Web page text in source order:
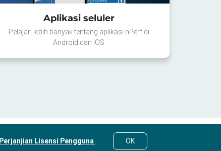
Aplikasi seluler
Pelajari lebih banyak tentang aplikasi nPerf di
Android dan IOS
Perjanjian Lisensi Pengguna OK